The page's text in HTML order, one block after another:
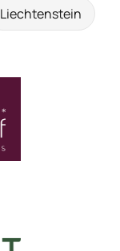
Liechtenstein